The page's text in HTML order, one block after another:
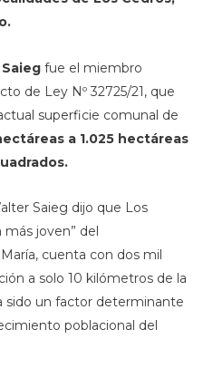
fue el miembro
de Ley Nº 32725/21, que
superficie comunal de
a 1.025 hectáreas
Saieg dijo que Los
más joven” del
cuenta con dos mil
a solo 10 kilómetros de la
sido un factor determinante
poblacional del